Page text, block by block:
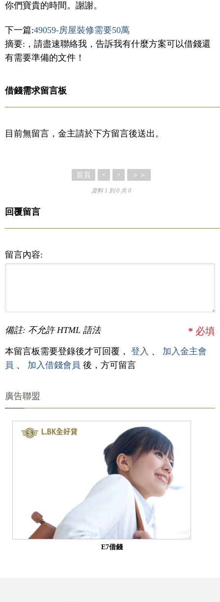
你們寶貴的時間。謝謝。
下一篇:49059-房屋裝修需要50萬
摘要:，請盡速聯絡我，告訴我有什麼方案可以借錢還
有需要準備的文件！
借錢需求留言板
目前無留言，金主請於下方留言後送出。
首頁 < > ＞＞
資料 1 到 0 共 0
回覆留言
留言內容:
備註: 不允許 HTML 語法 * 必填
本留言板需要登錄後才可回覆， 登入 、 加入金主會
員 、 加入借錢會員 後，方可留言
廣告聯盟
E7借錢